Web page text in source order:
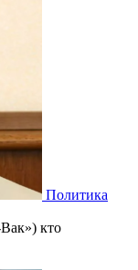
Политика
кто